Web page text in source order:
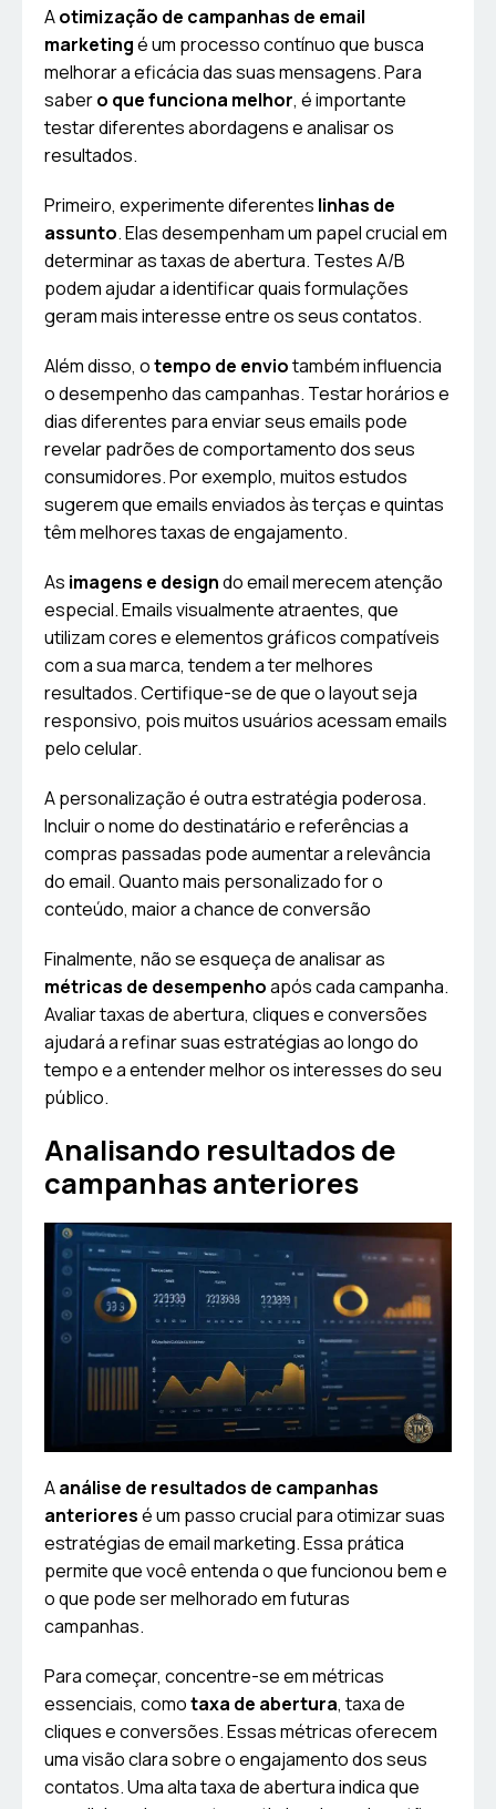
Aotimização de campanhas de email
marketingé um processo contínuo que busca
melhorar a eficácia das suas mensagens. Para
sabero que funciona melhor, é importante
testar diferentes abordagens e analisar os
resultados.
Primeiro, experimente diferentes linhas de
assunto. Elas desempenham um papel crucial em
determinar as taxas de abertura. Testes A/B
podem ajudar a identificar quais formulações
geram mais interesse entre os seus contatos.
Além disso, otempo de enviotambém influencia
o desempenho das campanhas. Testar horários e
dias diferentes para enviar seus emails pode
revelar padrões de comportamento dos seus
consumidores. Por exemplo, muitos estudos
sugerem que emails enviados às terças e quintas
têm melhores taxas de engajamento.
As imagens e designdo email merecem atenção
especial. Emails visualmente atraentes, que
utilizam cores e elementos gráficos compatíveis
com a sua marca, tendem a ter melhores
resultados. Certifique-se de que o layout seja
responsivo, pois muitos usuários acessam emails
pelo celular.
A personalização é outra estratégia poderosa.
Incluir o nome do destinatário e referências a
compras passadas pode aumentar a relevância
do email. Quanto mais personalizado for o
conteúdo, maior a chance de conversão
Finalmente, não se esqueça de analisar as
métricas de desempenhoapós cada campanha.
Avaliar taxas de abertura, cliques e conversões
ajudará a refinar suas estratégias ao longo do
tempo e a entender melhor os interesses do seu
público.
Analisando resultados de
campanhas anteriores
Aanálise de resultados de campanhas
anterioresé um passo crucial para otimizar suas
estratégias de email marketing. Essa prática
permite que você entenda o que funcionou bem e
o que pode ser melhorado em futuras
campanhas.
Para começar, concentre-se em métricas
essenciais, comotaxa de abertura, taxa de
cliques e conversões. Essas métricas oferecem
uma visão clara sobre o engajamento dos seus
contatos. Uma alta taxa de abertura indica que